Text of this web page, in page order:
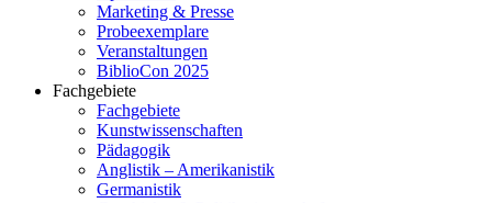
Marketing & Presse
Probeexemplare
Veranstaltungen
BiblioCon 2025
Fachgebiete
Fachgebiete
Kunstwissenschaften
Pädagogik
Anglistik – Amerikanistik
Germanistik